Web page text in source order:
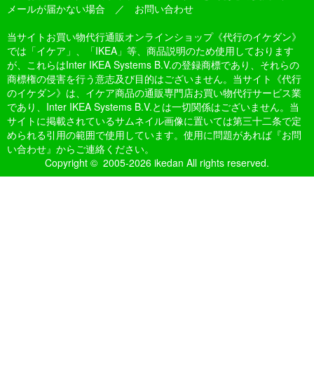
メールが届かない場合 ／ お問い合わせ
当サイトお買い物代行通販オンラインショップ《代行のイケダン》
では「イケア」、「IKEA」等、商品説明のため使用しております
が、これらはInter IKEA Systems B.V.の登録商標であり、それらの
商標権の侵害を行う意志及び目的はございません。当サイト《代行
のイケダン》は、イケア商品の通販専門店お買い物代行サービス業
であり、Inter IKEA Systems B.V.とは一切関係はございません。当
サイトに掲載されているサムネイル画像に置いては第三十二条で定
められる引用の範囲で使用しています。使用に問題があれば『お問
い合わせ』からご連絡ください。
Copyright © 2005-2026 ikedan All rights reserved.